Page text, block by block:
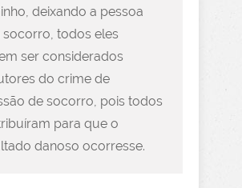
deixando a pessoa
socorro, todos eles
ser considerados
do crime de
de socorro, pois todos
para que o
danoso ocorresse.